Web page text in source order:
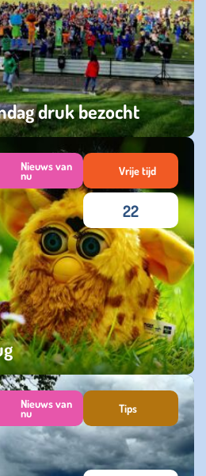
druk bezocht
Nieuws van
nu Vrije tijd
22
Nieuws van
nu Tips